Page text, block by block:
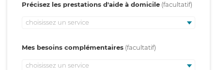
Précisez les prestations d'aide à domicile
choisissez un service
Mes besoins complémentaires
choisissez un service